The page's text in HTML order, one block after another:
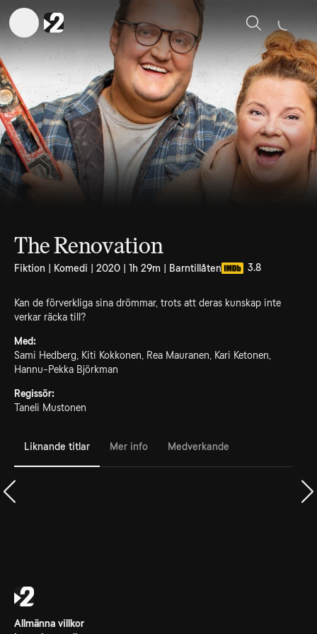
Sök
The Renovation
Fiktion | Komedi | 2020 | 1h 29m | Barntillåten 3.8
Kan de förverkliga sina drömmar, trots att deras kunskap inte
verkar räcka till?
Med:
Sami Hedberg, Kiti Kokkonen, Rea Mauranen, Kari Ketonen,
Hannu-Pekka Björkman
Regissör:
Taneli Mustonen
Liknande titlar Mer info Medverkande
Allmänna villkor